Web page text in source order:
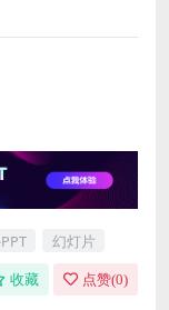
幻灯片
收藏 点赞(0)